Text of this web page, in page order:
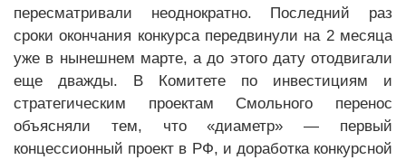
пересматривали неоднократно. Последний раз
сроки окончания конкурса передвинули на 2 месяца
уже в нынешнем марте, а до этого дату отодвигали
еще дважды. В Комитете по инвестициям и
стратегическим проектам Смольного перенос
объясняли тем, что «диаметр» — первый
концессионный проект в РФ, и доработка конкурсной